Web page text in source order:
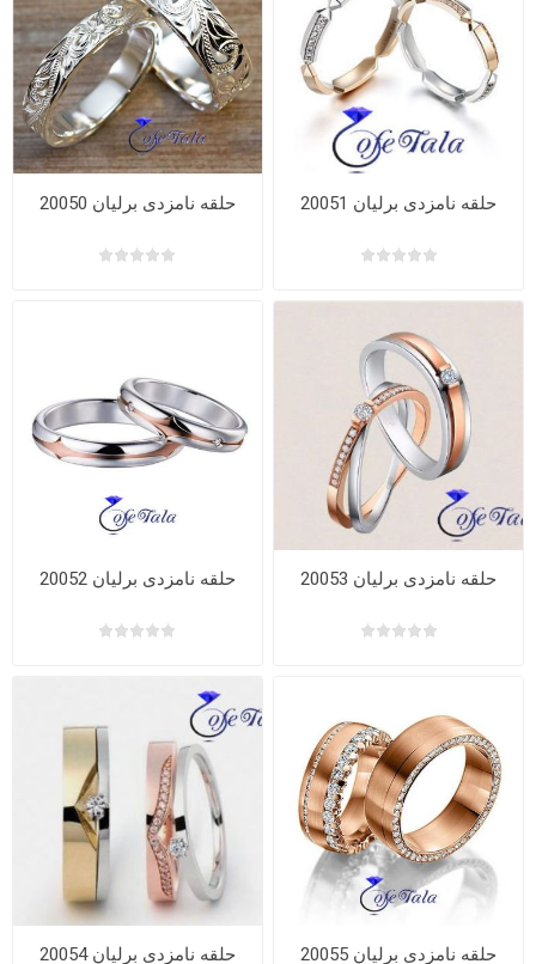
حلقه نامزدی برلیان 20050 حلقه نامزدی برلیان 20051
حلقه نامزدی برلیان 20052 حلقه نامزدی برلیان 20053
حلقه نامزدی برلیان 20054 حلقه نامزدی برلیان 20055